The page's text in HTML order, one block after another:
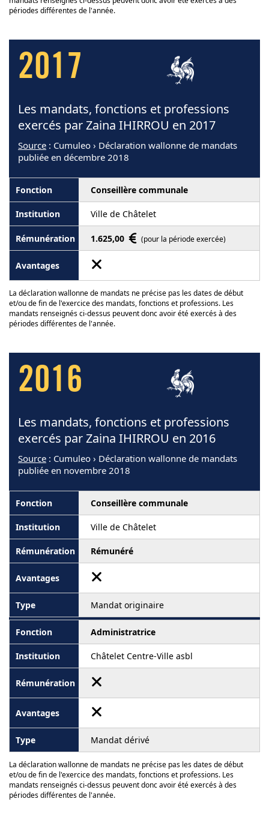
périodes différentes de l'année.
2017
Les mandats, fonctions et professions
exercés par Zaina IHIRROU en 2017
Source : Cumuleo › Déclaration wallonne de mandats
publiée en décembre 2018
Conseillère communale
Ville de Châtelet
1.625,00 (pour la période exercée)
La déclaration wallonne de mandats ne précise pas les dates de début
et/ou de fin de l'exercice des mandats, fonctions et professions. Les
mandats renseignés ci-dessus peuvent donc avoir été exercés à des
périodes différentes de l'année.
2016
Les mandats, fonctions et professions
exercés par Zaina IHIRROU en 2016
Source : Cumuleo › Déclaration wallonne de mandats
publiée en novembre 2018
Conseillère communale
Ville de Châtelet
Rémunéré
Mandat originaire
Administratrice
Châtelet Centre-Ville asbl
Mandat dérivé
La déclaration wallonne de mandats ne précise pas les dates de début
et/ou de fin de l'exercice des mandats, fonctions et professions. Les
mandats renseignés ci-dessus peuvent donc avoir été exercés à des
périodes différentes de l'année.